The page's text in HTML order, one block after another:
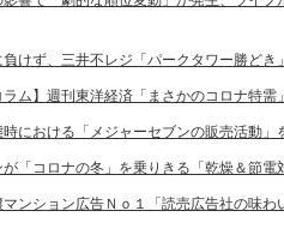
負けず、三井不レジ「パークタワー勝どき
ラム】週刊東洋経済「まさかのコロナ特
時における「メジャーセブンの販売活動」
が「コロナの冬」を乗りきる「乾燥＆節電
マンション広告Ｎｏ１「読売広告社の味わ